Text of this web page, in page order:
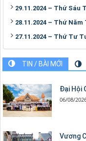
29.11.2024 – Thứ Sáu
28.11.2024 – Thứ
27.11.2024 – Thứ Tư
TIN / BÀI MỚI
Đại Hội
06/08/
Vương